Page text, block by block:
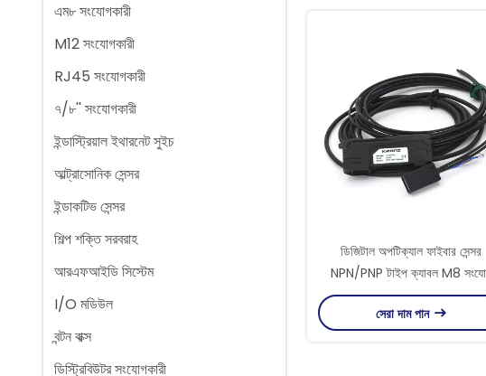
এম৮ সংযোগকারী
M12 সংযোগকারী
RJ45 সংযোগকারী
৭/৮'' সংযোগকারী
ইন্ডাস্ট্রিয়াল ইথারনেট সুইচ
আল্ট্রাসোনিক সেন্সর
ইন্ডাকটিভ সেন্সর
শিল্প শক্তি সরবরাহ
আরএফআইডি সিস্টেম
I/O মডিউল
বন্টন বাক্স
ডিস্ট্রিবিউটর সংযোগকারী
ডিজিটাল অপটিক্যাল ফাইবার সেন্সর
NPN/PNP টাইপ ক্যাবল M8
পদ্ধতি ইন্টেলিজেন্ট
সেরা দাম পান